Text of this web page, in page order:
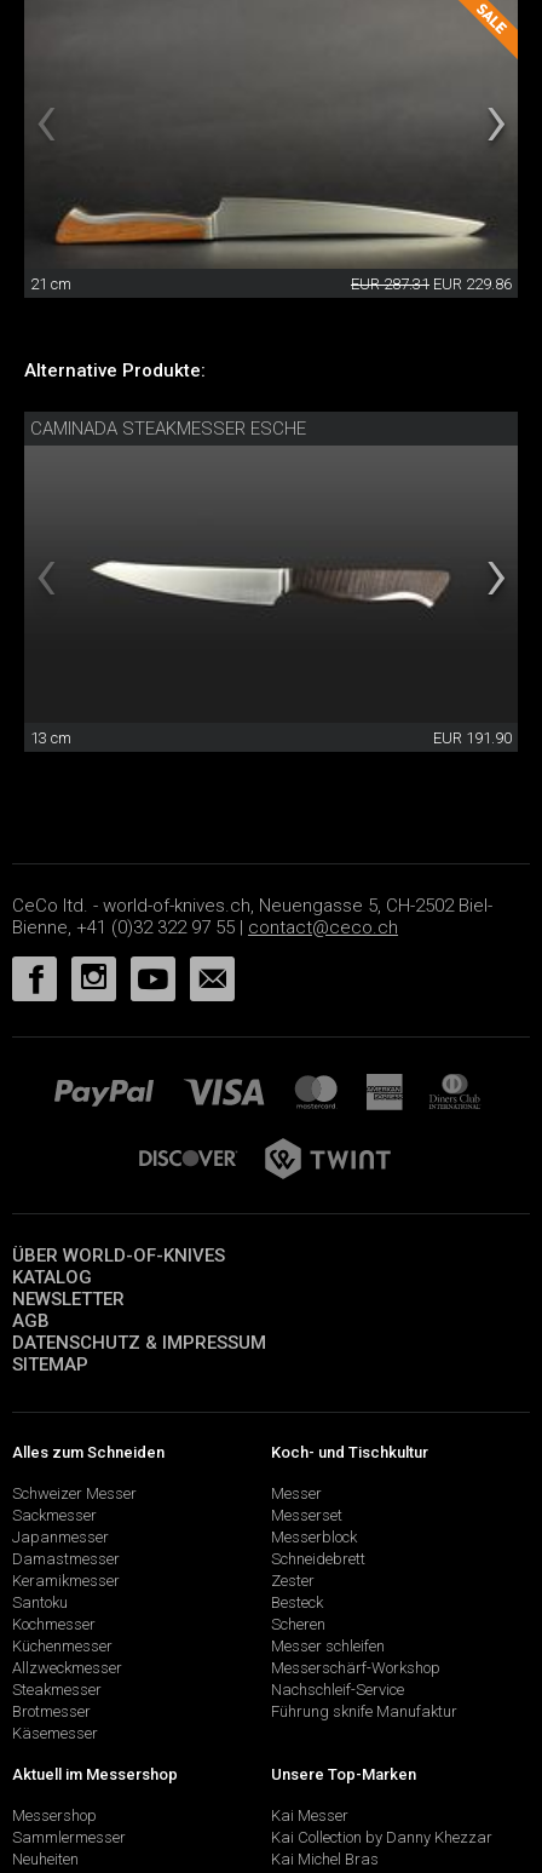
21 cm EUR 287.31 EUR 229.86
Alternative Produkte:
CAMINADA STEAKMESSER ESCHE
13 cm EUR 191.90
CeCo ltd. - world-of-knives.ch, Neuengasse 5, CH-2502 Biel-
Bienne, +41 (0)32 322 97 55 | contact@ceco.ch
ÜBER WORLD-OF-KNIVES
KATALOG
NEWSLETTER
AGB
DATENSCHUTZ & IMPRESSUM
SITEMAP
Alles zum Schneiden
Schweizer Messer
Sackmesser
Japanmesser
Damastmesser
Keramikmesser
Santoku
Kochmesser
Küchenmesser
Allzweckmesser
Steakmesser
Brotmesser
Käsemesser
Koch- und Tischkultur
Messer
Messerset
Messerblock
Schneidebrett
Zester
Besteck
Scheren
Messer schleifen
Messerschärf-Workshop
Nachschleif-Service
Führung sknife Manufaktur
Aktuell im Messershop
Messershop
Sammlermesser
Neuheiten
Unsere Top-Marken
Kai Messer
Kai Collection by Danny Khezzar
Kai Michel Bras